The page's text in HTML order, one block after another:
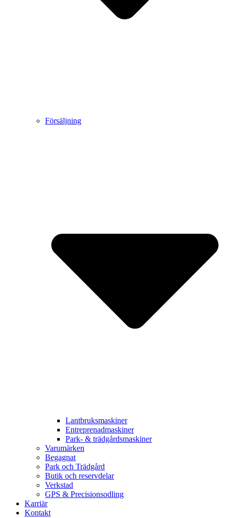
Försäljning
Lantbruksmaskiner
Entreprenadmaskiner
Park- & trädgårdsmaskiner
Varumärken
Begagnat
Park och Trädgård
Butik och reservdelar
Verkstad
GPS & Precisionsodling
Karriär
Kontakt